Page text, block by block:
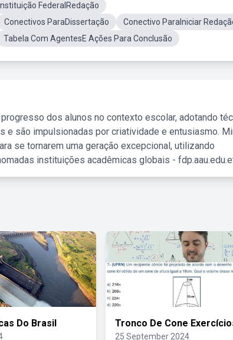
FederalRedação
Conectivos ParaDissertação
Conectivo ParaIniciar
Tabela Com AgentesE Ações Para Conclusão
dos alunos no contexto escolar, adotando
e são impulsionadas por criatividade e entusiasmo.
se tornarem uma geração excepcional, utilizando
instituições acadêmicas globais -
Do Brasil Tronco De Cone
25 September 2024